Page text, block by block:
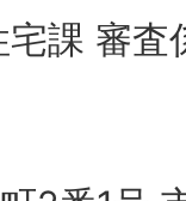
課 審査